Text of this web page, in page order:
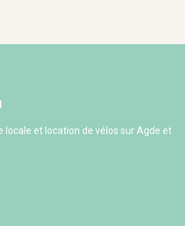
locale et location de vélos sur Agde et